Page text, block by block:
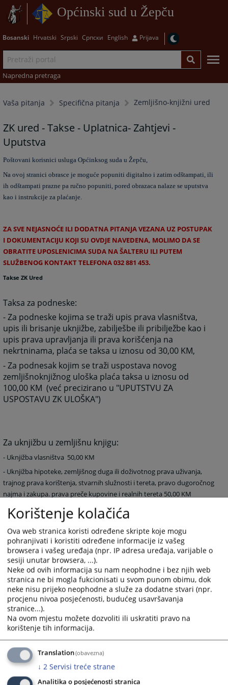
Općinski sud u Žepču
Bosanski Hrvatski Srpski Српски English Prijava
Napredna pretraga
Vaša pitanja Specifična pitanja Zemljišno-knjižni ured
ZK ured - Takse - Uplatnica- Zahtjevi -
Uputstva
Poštovani korisnici usluga Općinksog suda u Žepču,
Na ovoj stranici obrasce je moguće popuniti digitalno i zatim odštampati, ili
ih odštampati prazne pa ručno popuniti, pored obrazaca nalaze se uputstva
kao i instrukcije za plaćanje.
ZA SVE NEJASNOĆE ILI DODATNA PITANJA VEZANA UZ POSTUPAK
I DOKUMENTACIJU KOJI SU OVDJE NAVEDENA, MOLIMO DA SE
OBRATITE UPOSLENICIMA SUDA NA ŠALTERU ILI PUTEM
SLUŽBENOG KONTAKT TELEFONA 032 881 453.
Takse ZK Ured
Taksa za podneske:
- Za podneske kojima se traži upis prava vlasništva,
upis ili brisanje uknjižbe, zabilješbe ili pribilježbe kao i
upis prava upravljanja ili prava korišćenja na
nekrtninama, plaća se taksa u iznosu od 30,00 KM,
- Za podnesak kojim se traži uspostava novog
zemljišnoknjižnog uloška plaća taksa u iznosu od
100,00 KM (već precizirano u "UPUTSTVU ZA
USPOSTAVU ZK ULOŠKA")
Za uknjižbu u zemljišnu knjigu:
- Uknjižba vlasništva 50,00 KM
- Uknjižba hipoteke, zemljišnog duga ili doživotnog prava uživanja,
trajnog prava korištenja, stvarnih služnosti i tereta, pravo dugoročnog
najma i zakupa. prava preče kupovine i realnih tereta 50,00 KM
- Uknjižba etažiranja objekta kolektivnog stanovanja ili poslovne
zgrade 200,00 KM
- Uknjižba etažiranja objekta individualnog stanovanja 70,00 KM
Takse za prijepise i izvatke:
- Izdavanje ovjerenog prijepisa ili službenog izvatka 10,00 KM
- Izdavanje uvjerenja i potvrda 10,00 KM
- Izdavanje prepisa ili izvatka sa istorijatom 30,00 KM
Taksa za žalbu ili prigovor:
- Taksa za žalbu ili prigovor protiv riješenja u zemljišno-knjižnim
postupcima plaća se50,00KM
Korištenje kolačića
Ova web stranica koristi određene skripte koje mogu
pohranjivati i koristiti određene informacije iz vašeg
browsera i vašeg uređaja (npr. IP adresa uređaja, varijable o
sesiji unutar browsera, ...).
Neke od ovih informacija su nam neophodne i bez njih web
stranica ne bi mogla fukcionisati u svom punom obimu, dok
neke nisu prijeko neophodne a služe za dodatne stvari (npr.
procjenu nivoa posjećenosti, budućeg usavršavanja
stranice...).
Na ovom mjestu možete dozvoliti ili uskratiti pravo na
korištenje tih informacija.
Translation(obavezna)
↓ 2 Servisi treće strane
Analitika o posjećenosti stranica